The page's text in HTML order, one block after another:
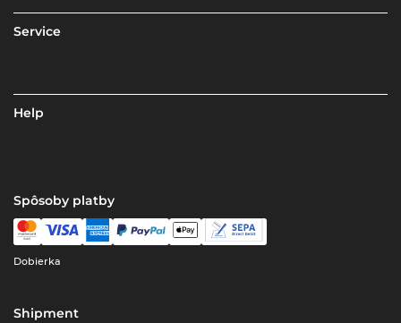
Service
Help
Spôsoby platby
Dobierka
Shipment